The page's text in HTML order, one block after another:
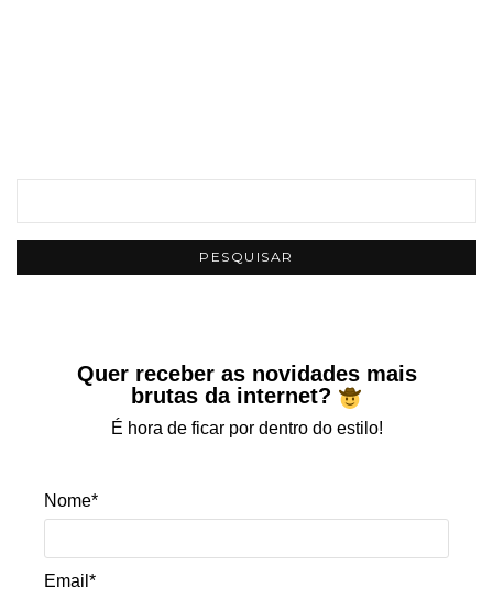
Quer receber as novidades mais
brutas da internet?
É hora de ficar por dentro do estilo!
Nome*
Email*